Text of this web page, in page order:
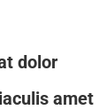
dolor
amet